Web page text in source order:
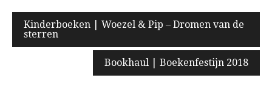
Bericht
navigatie
Kinderboeken | Woezel & Pip – Dromen van de
sterren
Bookhaul | Boekenfestijn 2018